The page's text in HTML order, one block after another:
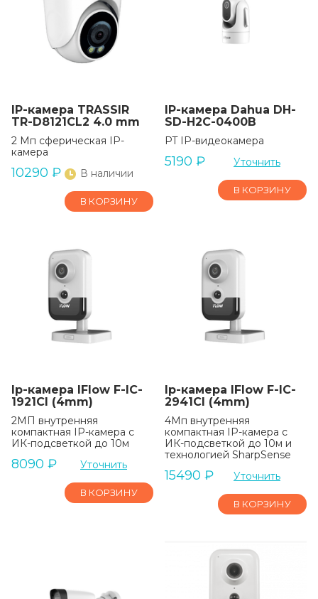
IP-камера TRASSIR
TR-D8121CL2 4.0 mm
2 Мп сферическая IP-
камера
10290 ₽ В наличии
В КОРЗИНУ
IP-камера Dahua DH-
SD-H2C-0400B
PT IP-видеокамера
5190 ₽ Уточнить
В КОРЗИНУ
Ip-камера IFlow F-IC-
1921CI (4mm)
2МП внутренняя
компактная IP-камера c
ИК-подсветкой до 10м
8090 ₽ Уточнить
В КОРЗИНУ
Ip-камера IFlow F-IC-
2941CI (4mm)
4Мп внутренняя
компактная IP-камера c
ИК-подсветкой до 10м и
технологией SharpSense
15490 ₽ Уточнить
В КОРЗИНУ